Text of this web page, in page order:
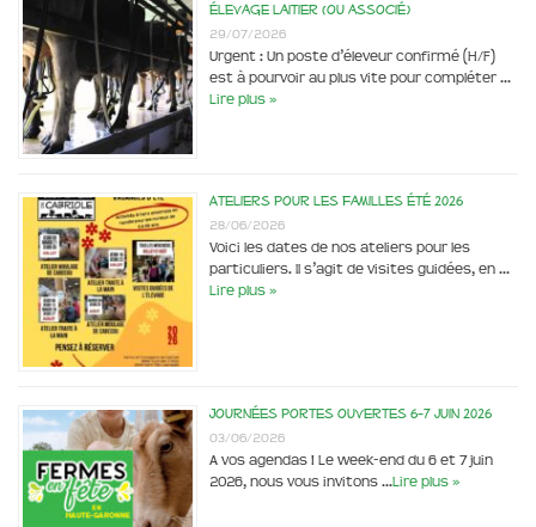
élevage laitier (ou associé)
29/07/2026
Urgent : Un poste d’éleveur confirmé (H/F)
est à pourvoir au plus vite pour compléter …
Lire plus »
Ateliers pour les familles été 2026
28/06/2026
Voici les dates de nos ateliers pour les
particuliers. Il s’agit de visites guidées, en …
Lire plus »
Journées portes ouvertes 6-7 juin 2026
03/06/2026
A vos agendas ! Le week-end du 6 et 7 juin
2026, nous vous invitons …Lire plus »